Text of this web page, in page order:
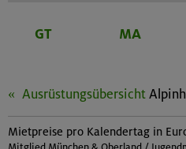
GT MA
Ausrüstungsübersicht
Mietpreise pro Kalendertag in